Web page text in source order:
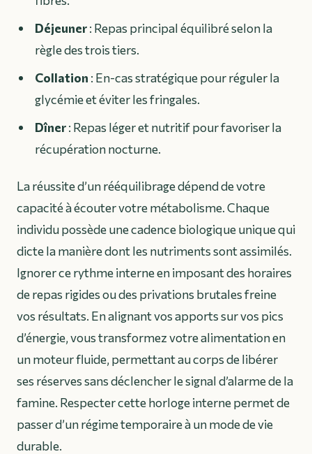
Déjeuner: Repas principal équilibré selon la
règle des trois tiers.
Collation : En-cas stratégique pour réguler la
glycémie et éviter les fringales.
Dîner: Repas léger et nutritif pour favoriser la
récupération nocturne.
La réussite d’un rééquilibrage dépend de votre
capacité à écouter votre métabolisme. Chaque
individu possède une cadence biologique unique qui
dicte la manière dont les nutriments sont assimilés.
Ignorer ce rythme interne en imposant des horaires
de repas rigides ou des privations brutales freine
vos résultats. En alignant vos apports sur vos pics
d’énergie, vous transformez votre alimentation en
un moteur fluide, permettant au corps de libérer
ses réserves sans déclencher le signal d’alarme de la
famine. Respecter cette horloge interne permet de
passer d’un régime temporaire à un mode de vie
durable.